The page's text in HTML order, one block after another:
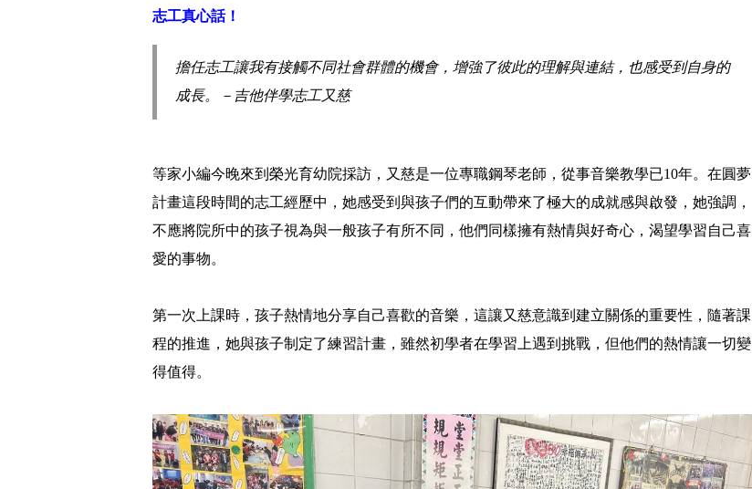
志工真心話！
擔任志工讓我有接觸不同社會群體的機會，增強了彼此的理解與連結，也感受到自身的
成長。－吉他伴學志工又慈
等家小編今晚來到榮光育幼院採訪，又慈是一位專職鋼琴老師，從事音樂教學已10年。在圓夢
計畫這段時間的志工經歷中，她感受到與孩子們的互動帶來了極大的成就感與啟發，她強調，
不應將院所中的孩子視為與一般孩子有所不同，他們同樣擁有熱情與好奇心，渴望學習自己喜
愛的事物。
第一次上課時，孩子熱情地分享自己喜歡的音樂，這讓又慈意識到建立關係的重要性，隨著課
程的推進，她與孩子制定了練習計畫，雖然初學者在學習上遇到挑戰，但他們的熱情讓一切變
得值得。